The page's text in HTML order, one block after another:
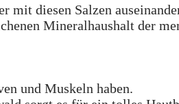
mit diesen Salzen
Mineralhaushalt der
und Muskeln haben.